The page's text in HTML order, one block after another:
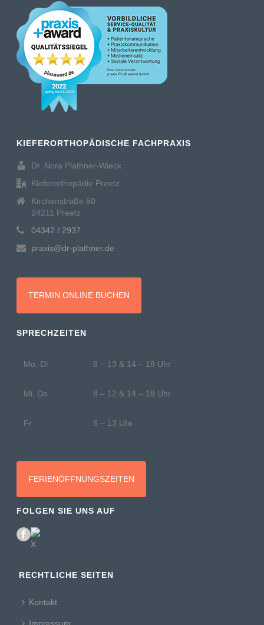
KIEFERORTHOPÄDISCHE FACHPRAXIS
Dr. Nora Plathner-Wieck
Kieferorthopädie Preetz
Kirchenstraße 60
24211 Preetz
04342 / 2937
praxis@dr-plathner.de
TERMIN ONLINE BUCHEN
SPRECHZEITEN
Mo, Di 8 – 13 & 14 – 18 Uhr
Mi, Do 8 – 12 & 14 – 18 Uhr
Fr 8 – 13 Uhr
FERIENÖFFNUNGSZEITEN
FOLGEN SIE UNS AUF
RECHTLICHE SEITEN
Kontakt